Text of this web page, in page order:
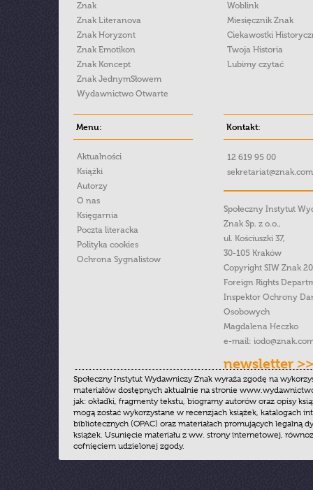
Znak
Znak Literanova
Znak Horyzont
Znak Emotikon
Znak Koncept
Znak JednymSłowem
Wydawnictwo Otwarte
Woblink
Miesięcznik Znak
Ciekawostki
Twoja Historia
Lubimy czytać
Menu:
Aktualności
Książki
Autorzy
O nas
Księgarnia
Poczta literacka
Polityka cookies
Ochrona Sygnalistow
Kontakt:
12 619 95 00
Społeczny Instytut
Znak Sp. z o.o.,
ul. Kościuszki 37,
30-105 Kraków
Copyright SIW Znak
Foreign Rights
Inspektor Ochrony
Osobowych
Magdalena Heczko
e-mail:
newsletter >>
Społeczny Instytut Wydawniczy Znak wyraża zgodę na
materiałów dostępnych aktualnie na stronie
jak: okładki, fragmenty tekstu, biogramy autorów oraz opisy
mogą zostać wykorzystane w recenzjach książek, katalogach
bibliotecznych (OPAC) oraz materiałach promujących legalną
książek. Usunięcie materiału z ww. strony internetowej,
cofnięciem udzielonej zgody.